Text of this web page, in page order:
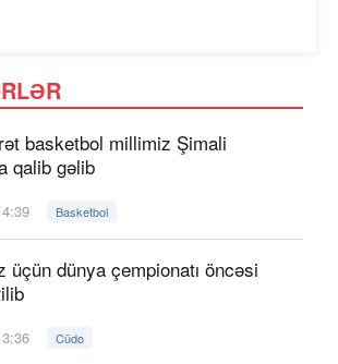
basketbol millimiz Şimali
qalib gəlib
Basketbol
üçün dünya çempionatı öncəsi
Cüdo